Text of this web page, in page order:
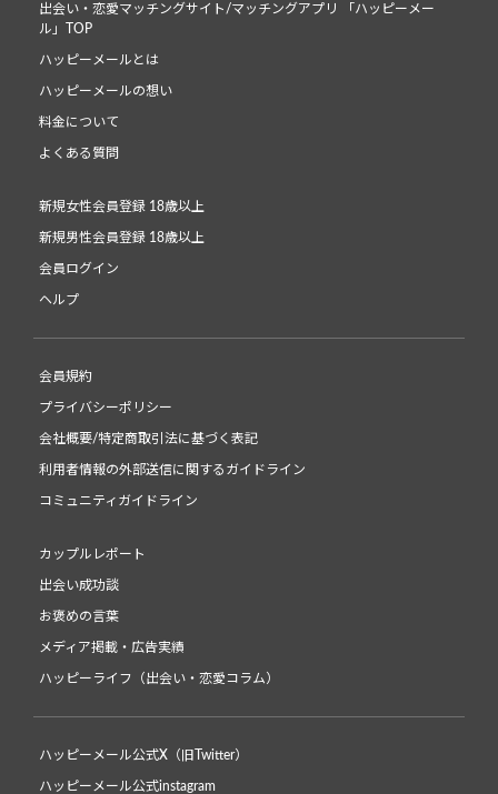
出会い・恋愛マッチングサイト/マッチングアプリ 「ハッピーメー
ル」TOP
ハッピーメールとは
ハッピーメールの想い
料金について
よくある質問
新規女性会員登録 18歳以上
新規男性会員登録 18歳以上
会員ログイン
ヘルプ
会員規約
プライバシーポリシー
会社概要/特定商取引法に基づく表記
利用者情報の外部送信に関するガイドライン
コミュニティガイドライン
カップルレポート
出会い成功談
お褒めの言葉
メディア掲載・広告実績
ハッピーライフ（出会い・恋愛コラム）
ハッピーメール公式X（旧Twitter）
ハッピーメール公式instagram